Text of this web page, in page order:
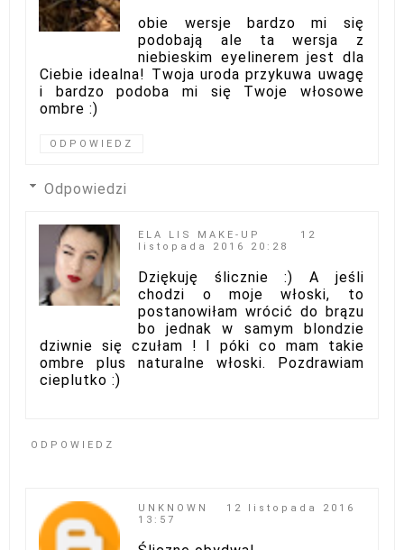
obie wersje bardzo mi się
podobają ale ta wersja z
niebieskim eyelinerem jest dla
Ciebie idealna! Twoja uroda przykuwa uwagę
i bardzo podoba mi się Twoje włosowe
ombre :)
ODPOWIEDZ
Odpowiedzi
ELA LIS MAKE-UP
12
listopada 2016 20:28
Dziękuję ślicznie :) A jeśli
chodzi o moje włoski, to
postanowiłam wrócić do brązu
bo jednak w samym blondzie
dziwnie się czułam ! I póki co mam takie
ombre plus naturalne włoski. Pozdrawiam
cieplutko :)
ODPOWIEDZ
UNKNOWN
12 listopada 2016
13:57